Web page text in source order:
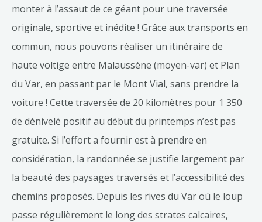
monter à l’assaut de ce géant pour une traversée
originale, sportive et inédite ! Grâce aux transports en
commun, nous pouvons réaliser un itinéraire de
haute voltige entre Malaussène (moyen-var) et Plan
du Var, en passant par le Mont Vial, sans prendre la
voiture ! Cette traversée de 20 kilomètres pour 1 350
de dénivelé positif au début du printemps n’est pas
gratuite. Si l’effort a fournir est à prendre en
considération, la randonnée se justifie largement par
la beauté des paysages traversés et l’accessibilité des
chemins proposés. Depuis les rives du Var où le loup
passe régulièrement le long des strates calcaires,